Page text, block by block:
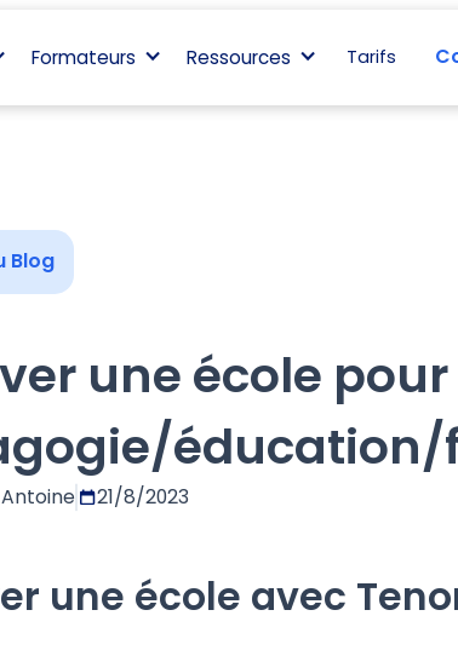
Formateurs Ressources Tarifs
Blog
une école
Antoine 21/8/2023
une école avec